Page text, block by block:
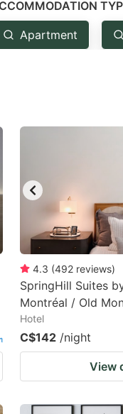
Apartment
4.3 (492 reviews)
SpringHill Suites
Montréal / Old
Hotel
C$142 /night
View